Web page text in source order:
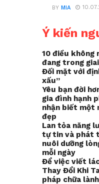
BYMIA
Ý kiến
10 điều không
đang trong
Đối mặt với
xấu”
Yêu bạn đời
gia đình hạnh
nhận biết một
đẹp
Lan tỏa năng
tự tin và phát
nuôi dưỡng
mỗi ngày
Để việc viết
Thay Đổi Khi
pháp chữa